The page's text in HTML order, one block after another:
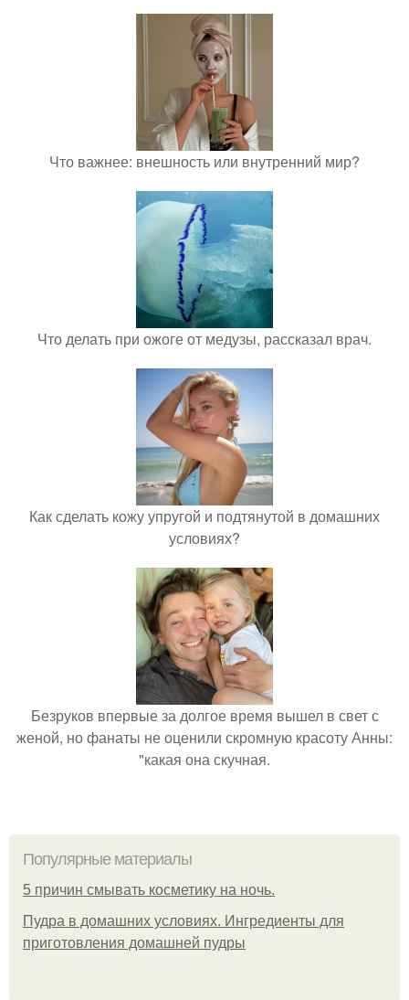
Что важнее: внешность или внутренний мир?
Что делать при ожоге от медузы, рассказал врач.
Как сделать кожу упругой и подтянутой в домашних
условиях?
Безруков впервые за долгое время вышел в свет с
женой, но фанаты не оценили скромную красоту Анны:
"какая она скучная.
Популярные материалы
5 причин смывать косметику на ночь.
Пудра в домашних условиях. Ингредиенты для
приготовления домашней пудры